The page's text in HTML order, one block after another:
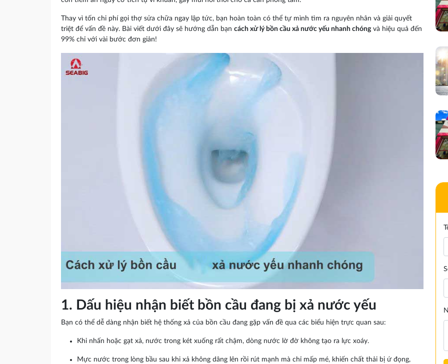
Thay vì tốn chi phí gọi thợ sửa chữa ngay lập tức, bạn hoàn toàn có thể tự mình tìm ra nguyên nhân và giải quyết
triệt để vấn đề này. Bài viết dưới đây sẽ hướng dẫn bạn cách xử lý bồn cầu xả nước yếu nhanh chóngvà hiệu quả đến
99% chỉ với vài bước đơn giản!
1. Dấu hiệu nhận biết bồn cầu đang bị xả nước yếu
Bạn có thể dễ dàng nhận biết hệ thống xả của bồn cầu đang gặp vấn đề qua các biểu hiện trực quan sau:
Khi nhấn hoặc gạt xả, nước trong két xuống rất chậm, dòng nước lờ đờ không tạo ra lực xoáy.
Mực nước trong lòng bầu sau khi xả không dâng lên rồi rút mạnh mà chỉ mấp mé, khiến chất thải bị ứ đọng,